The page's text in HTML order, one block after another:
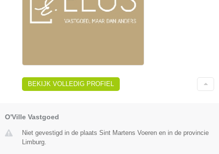
BEKIJK VOLLEDIG PROFIEL
O'Ville Vastgoed
Niet gevestigd in de plaats Sint Martens Voeren en in de provincie
Limburg.